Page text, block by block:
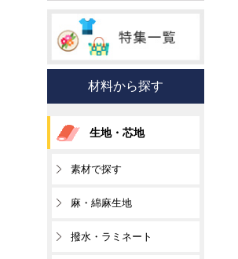
材料から探す
生地・芯地
素材で探す
麻・綿麻生地
撥水・ラミネート